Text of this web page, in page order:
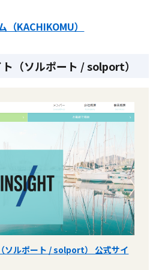
KACHIKOMU）
（ソルポート / solport）
ソルポート / solport） 公式サイ